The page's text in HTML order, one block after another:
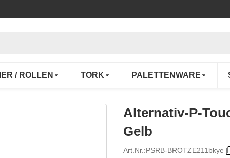
/ ROLLEN TORK PALETTENWARE
Alternativ-P-
Gelb
Art.Nr.:PSRB-BROTZE211bkye